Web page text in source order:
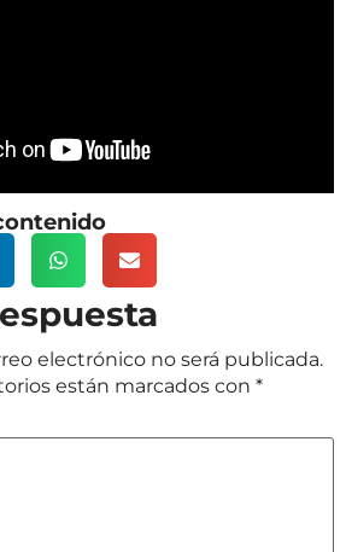
electrónico no será publicada.
están marcados con *